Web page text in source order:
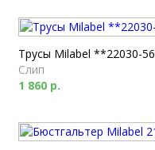
Трусы Milabel **22030-56
Слип
1 860 р.